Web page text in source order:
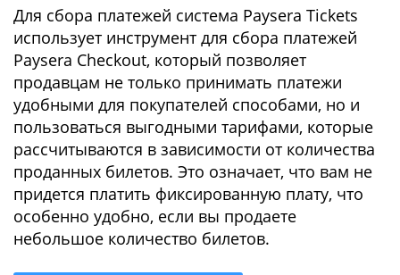
Для сбора платежей система Paysera Tickets
использует инструмент для сбора платежей
Paysera Checkout, который позволяет
продавцам не только принимать платежи
удобными для покупателей способами, но и
пользоваться выгодными тарифами, которые
рассчитываются в зависимости от количества
проданных билетов. Это означает, что вам не
придется платить фиксированную плату, что
особенно удобно, если вы продаете
небольшое количество билетов.